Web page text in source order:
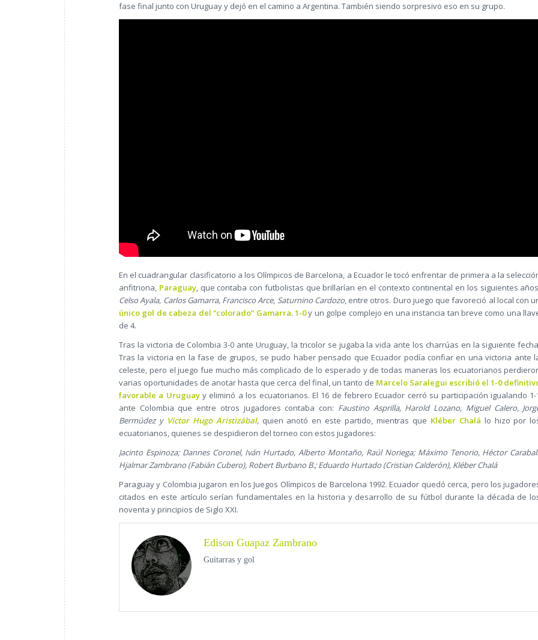
fase final junto con Uruguay y dejó en el camino a Argentina. También siendo sorpresivo eso en su grupo.
En el cuadrangular clasificatorio a los Olímpicos de Barcelona, a Ecuador le tocó enfrentar de primera a la
anfitriona, Paraguay, que contaba con futbolistas que brillarían en el contexto continental en los siguientes
Celso Ayala, Carlos Gamarra, Francisco Arce, Saturnino Cardozo, entre otros. Duro juego que favoreció al local con
único gol de cabeza del “colorado” Gamarra.1-0y un golpe complejo en una instancia tan breve como una
de 4.
Tras la victoria de Colombia 3-0 ante Uruguay, la tricolor se jugaba la vida ante los charrúas en la siguiente
Tras la victoria en la fase de grupos, se pudo haber pensado que Ecuador podía confiar en una victoria ante
celeste, pero el juego fue mucho más complicado de lo esperado y de todas maneras los ecuatorianos
varias oportunidades de anotar hasta que cerca del final, un tanto de Marcelo Saralegui escribió el 1-0
favorable a Uruguayy eliminó a los ecuatorianos. El 16 de febrero Ecuador cerró su participación igualando 1-
ante Colombia que entre otros jugadores contaba con: Faustino Asprilla, Harold Lozano, Miguel Calero,
Bermúdez y Víctor Hugo Aristizábal,quien anotó en este partido, mientras que Kléber Chalá lo hizo por
ecuatorianos, quienes se despidieron del torneo con estos jugadores:
Jacinto Espinoza; Dannes Coronel, Iván Hurtado, Alberto Montaño, Raúl Noriega; Máximo Tenorio, Héctor
Hjalmar Zambrano (Fabián Cubero), Robert Burbano B.; Eduardo Hurtado (Cristian Calderón), Kléber Chalá
Paraguay y Colombia jugaron en los Juegos Olímpicos de Barcelona 1992. Ecuador quedó cerca, pero los
citados en este artículo serían fundamentales en la historia y desarrollo de su fútbol durante la década de
noventa y principios de Siglo XXI.
Edison Guapaz Zambrano
Guitarras y gol